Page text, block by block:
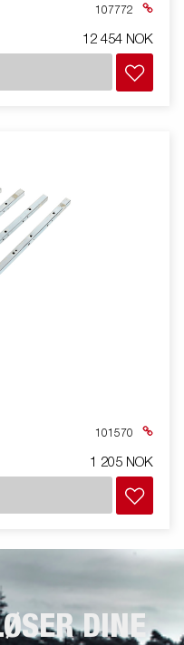
107772
12 454 NOK
101570
1 205 NOK
DINE